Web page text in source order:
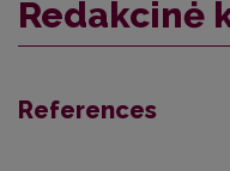
Redakcinė
References